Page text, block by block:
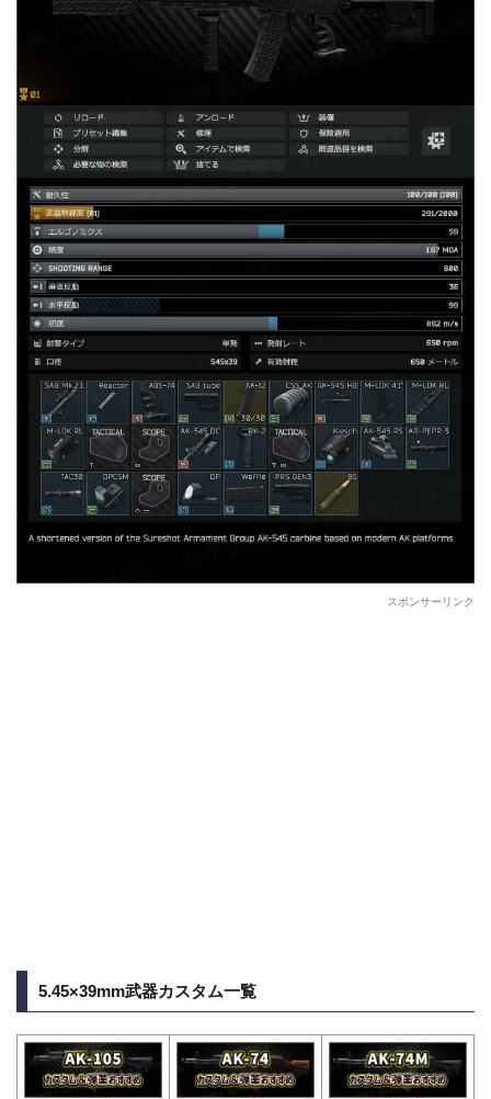
スポンサーリンク
5.45×39mm武器カスタム一覧